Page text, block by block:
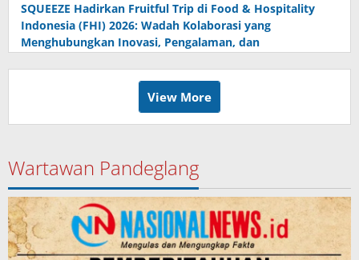
SQUEEZE Hadirkan Fruitful Trip di Food & Hospitality
Indonesia (FHI) 2026: Wadah Kolaborasi yang
Menghubungkan Inovasi, Pengalaman, dan
View More
Wartawan Pandeglang